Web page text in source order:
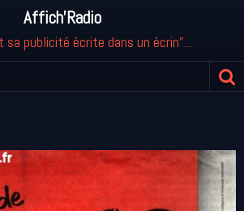
Affich'Radio
sa publicité écrite dans un écrin"...